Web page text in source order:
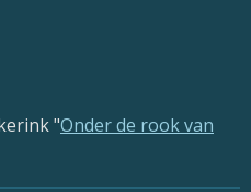
"Onder de rook van